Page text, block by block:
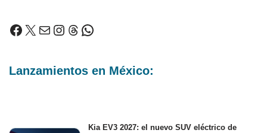
Lanzamientos en México:
Kia EV3 2027: el nuevo SUV eléctrico de